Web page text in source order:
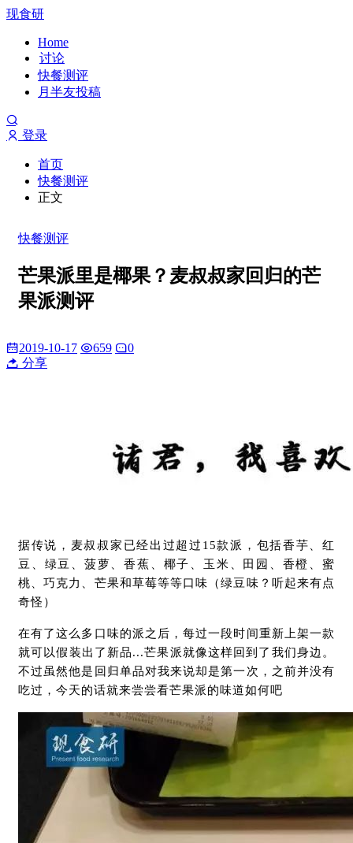
现食研
Home
讨论
快餐测评
月半友投稿
登录
首页
快餐测评
正文
快餐测评
芒果派里是椰果？麦叔叔家回归的芒
果派测评
2019-10-17 659
0
分享
据传说，麦叔叔家已经出过超过15款派，包括香芋、红
豆、绿豆、菠萝、香蕉、椰子、玉米、田园、香橙、蜜
桃、巧克力、芒果和草莓等等口味（绿豆味？听起来有点
奇怪）
在有了这么多口味的派之后，每过一段时间重新上架一款
就可以假装出了新品...芒果派就像这样回到了我们身边。
不过虽然他是回归单品对我来说却是第一次，之前并没有
吃过，今天的话就来尝尝看芒果派的味道如何吧